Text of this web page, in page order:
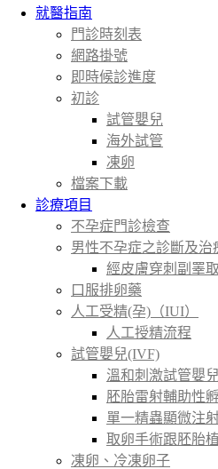
就醫指南
門診時刻表
網路掛號
即時候診進度
初診
試管嬰兒
海外試管
凍卵
檔案下載
診療項目
不孕症門診檢查
男性不孕症之診斷及治
經皮膚穿刺副睪
口服排卵藥
人工受精(孕)（IUI）
人工授精流程
試管嬰兒(IVF)
溫和刺激試管嬰兒
胚胎雷射輔助性
單一精蟲顯微注射
取卵手術跟胚胎
凍卵、冷凍卵子